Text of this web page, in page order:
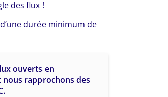
des flux !
d’une durée minimum de
ouverts en
rapprochons des